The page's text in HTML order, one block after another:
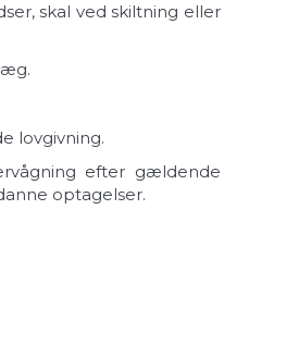
skal ved skiltning eller
lovgivning.
efter gældende
optagelser.